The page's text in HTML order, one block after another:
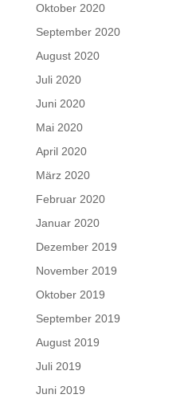
Oktober 2020
September 2020
August 2020
Juli 2020
Juni 2020
Mai 2020
April 2020
März 2020
Februar 2020
Januar 2020
Dezember 2019
November 2019
Oktober 2019
September 2019
August 2019
Juli 2019
Juni 2019